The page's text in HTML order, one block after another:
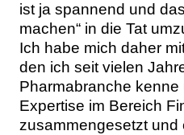
ist ja spannend und
machen“ in die Tat
Ich habe mich daher
den ich seit vielen
Pharmabranche
Expertise im Bereich
zusammengesetzt und